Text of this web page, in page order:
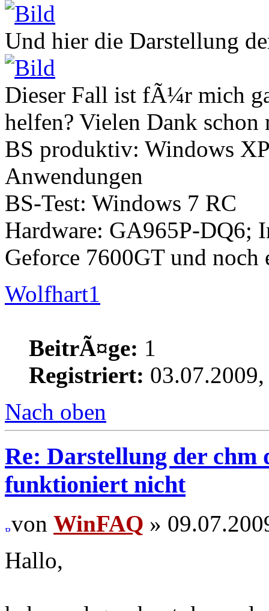
Und hier die Darstellung
Dieser Fall ist fÃ¼r mich
helfen? Vielen Dank schon
BS produktiv: Windows
Anwendungen
BS-Test: Windows 7 RC
Hardware: GA965P-DQ6;
Geforce 7600GT und noch
Wolfhart1
BeitrÃ¤ge: 1
Registriert:
Nach oben
Re: Darstellung der chm
funktioniert nicht
von WinFAQ »
Hallo,